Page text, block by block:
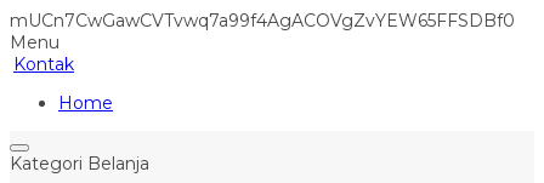
mUCn7CwGawCVTvwq7a99f4AgACOVgZvYEW65FFSDBf0
Menu
Kontak
Home
Kategori Belanja